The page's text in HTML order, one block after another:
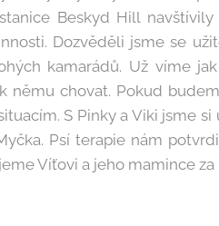
Beskyd Hill navštívily
Dozvěděli jsme se
kamarádů. Už víme
němu chovat. Pokud
S Pinky a Viki jsme si
Psí terapie nám
Víťovi a jeho mamince